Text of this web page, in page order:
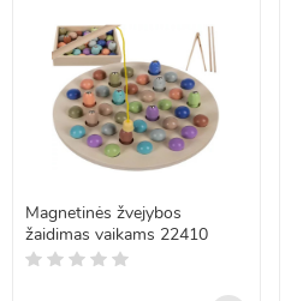
Magnetinės žvejybos
žaidimas vaikams 22410